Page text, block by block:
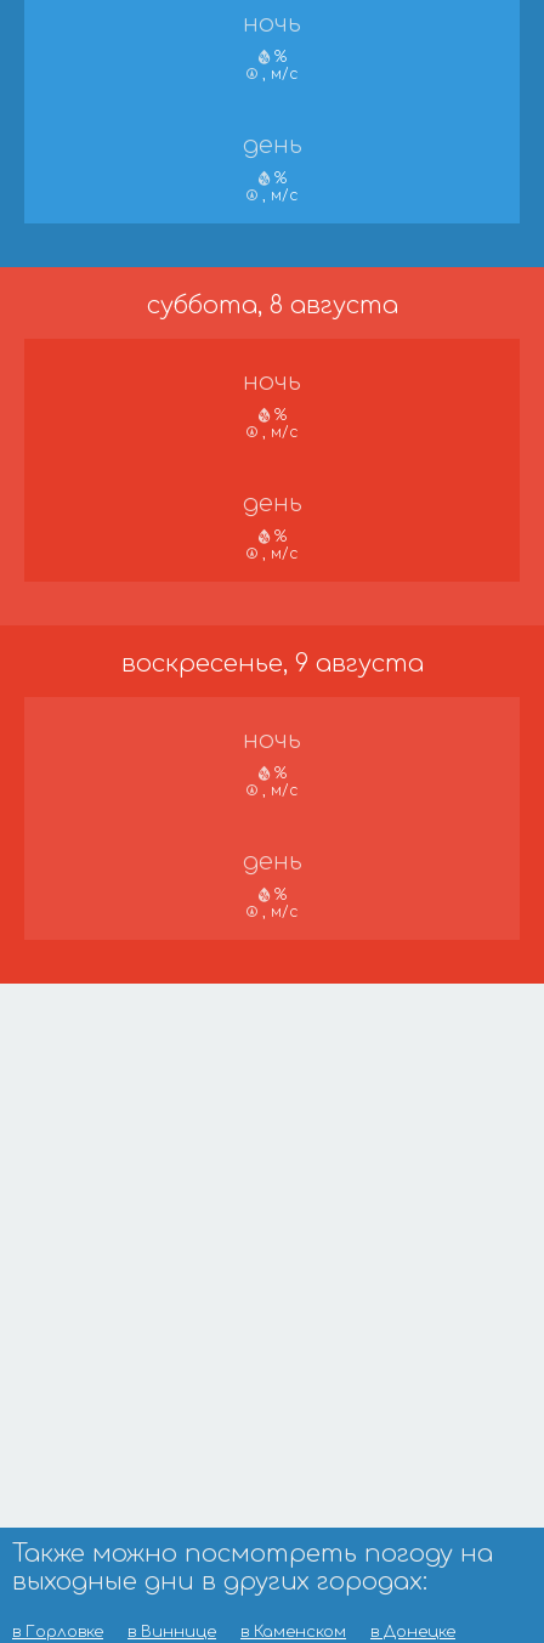
ночь
%
, м/с
день
%
, м/с
суббота, 8 августа
ночь
%
, м/с
день
%
, м/с
воскресенье, 9 августа
ночь
%
, м/с
день
%
, м/с
Также можно посмотреть погоду на
выходные дни в других городах:
в Горловке в Виннице в Каменском в Донецке